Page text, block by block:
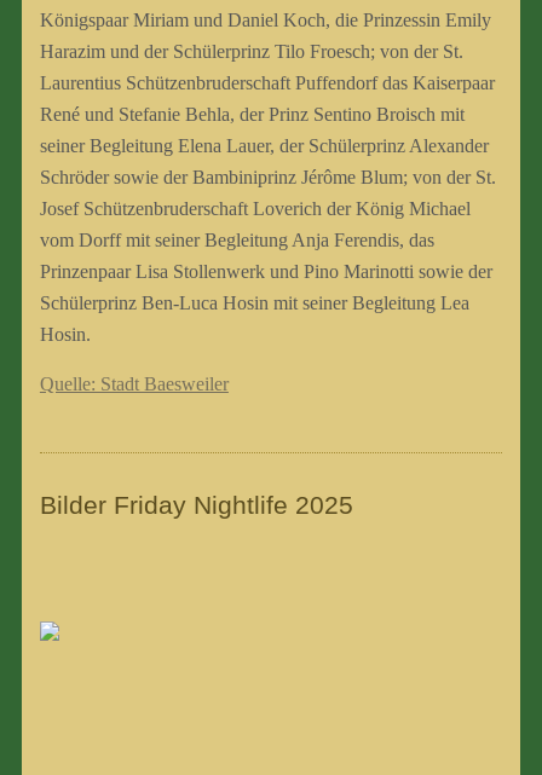
Königspaar Miriam und Daniel Koch, die Prinzessin Emily
Harazim und der Schülerprinz Tilo Froesch; von der St.
Laurentius Schützenbruderschaft Puffendorf das Kaiserpaar
René und Stefanie Behla, der Prinz Sentino Broisch mit
seiner Begleitung Elena Lauer, der Schülerprinz Alexander
Schröder sowie der Bambiniprinz Jérôme Blum; von der St.
Josef Schützenbruderschaft Loverich der König Michael
vom Dorff mit seiner Begleitung Anja Ferendis, das
Prinzenpaar Lisa Stollenwerk und Pino Marinotti sowie der
Schülerprinz Ben-Luca Hosin mit seiner Begleitung Lea
Hosin.
Quelle: Stadt Baesweiler
Bilder Friday Nightlife 2025